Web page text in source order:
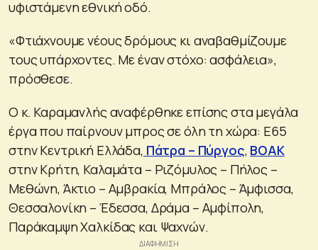
υφιστάμενη εθνική οδό.
«Φτιάχνουμε νέους δρόμους κι αναβαθμίζουμε
τους υπάρχοντες. Με έναν στόχο: ασφάλεια»,
πρόσθεσε.
Ο κ. Καραμανλής αναφέρθηκε επίσης στα μεγάλα
έργα που παίρνουν μπρος σε όλη τη χώρα: Ε65
στην Κεντρική Ελλάδα, Πάτρα – Πύργος, ΒΟΑΚ
στην Κρήτη, Καλαμάτα – Ριζόμυλος – Πήλος –
Μεθώνη, Άκτιο – Αμβρακία, Μπράλος – Άμφισσα,
Θεσσαλονίκη – Έδεσσα, Δράμα – Αμφίπολη,
Παράκαμψη Χαλκίδας και Ψαχνών.